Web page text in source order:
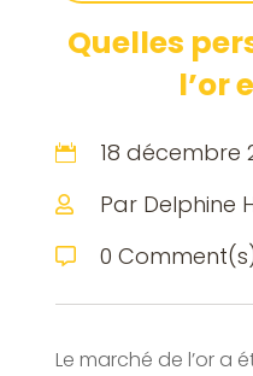
Quelles
l’or
 18 décembre
 Par Delphine
 0
Le marché de l’or a